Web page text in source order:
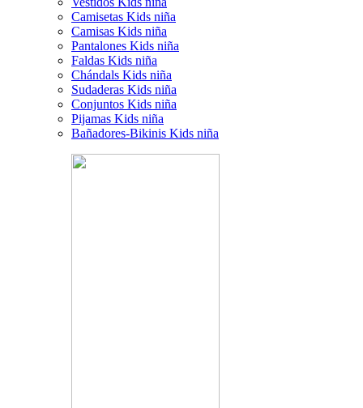
Camisetas Kids niña
Camisas Kids niña
Pantalones Kids niña
Faldas Kids niña
Chándals Kids niña
Sudaderas Kids niña
Conjuntos Kids niña
Pijamas Kids niña
Bañadores-Bikinis Kids niña